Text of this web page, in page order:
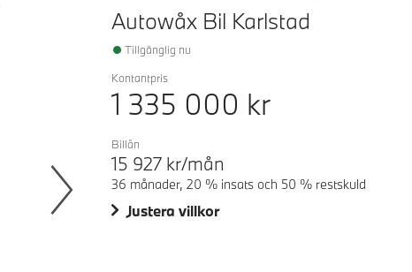
Autowåx Bil Karlstad
Tillgänglig nu
Kontantpris
1 335 000 kr
Billån
15 927 kr/mån
36 månader, 20 % insats och 50 % restskuld
Justera villkor